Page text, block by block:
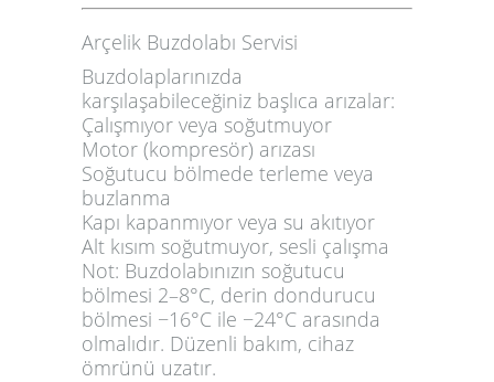
Arçelik Buzdolabı Servisi
Buzdolaplarınızda
karşılaşabileceğiniz başlıca arızalar:
Çalışmıyor veya soğutmuyor
Motor (kompresör) arızası
Soğutucu bölmede terleme veya
buzlanma
Kapı kapanmıyor veya su akıtıyor
Alt kısım soğutmuyor, sesli çalışma
Not: Buzdolabınızın soğutucu
bölmesi 2–8°C, derin dondurucu
bölmesi −16°C ile −24°C arasında
olmalıdır. Düzenli bakım, cihaz
ömrünü uzatır.